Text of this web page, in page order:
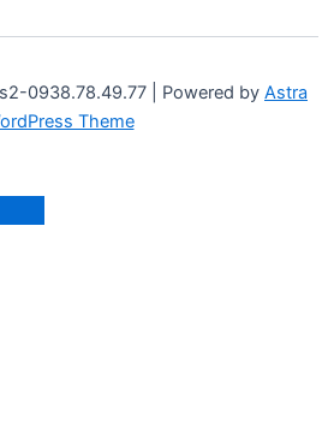
0938.78.49.77 | Powered by Astra
Theme